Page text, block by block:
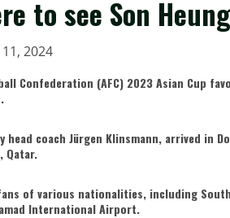
to see Son
2024
Confederation (AFC) 2023 Asian Cup
head coach Jürgen Klinsmann, arrived in
Qatar.
of various nationalities, including
International Airport.